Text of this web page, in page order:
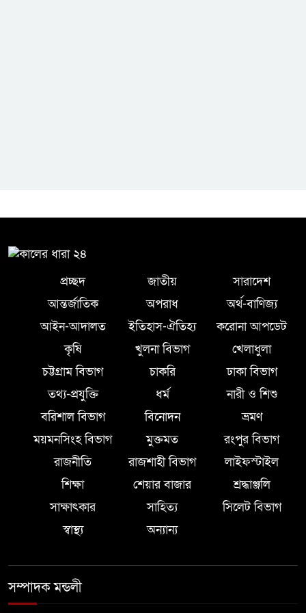
প্রচ্ছদ জাতীয়
সারাদেশ
আন্তর্জাতিক
অপরাধ
অর্থ-বাণিজ্য
আইন-আদালত
ইতিহাস-ঐতিহ্য
করোনা আপডেট
কৃষি
খুলনা বিভাগ
খেলাধুলা
চট্টগ্রাম বিভাগ
চাকরি
ঢাকা বিভাগ
তথ্য-প্রযুক্তি
ধর্ম
নারী ও শিশু
বরিশাল বিভাগ
বিনোদন
ভ্রমণ
ময়মনসিংহ বিভাগ
মুক্তমত
রংপুর বিভাগ
রাজনীতি
রাজশাহী বিভাগ
লাইফস্টাইল
শিক্ষা
শেয়ার বাজার
শ্রদ্ধাঞ্জলি
সাক্ষাৎকার
সাহিত্য
সিলেট বিভাগ
স্বাস্থ্য
অন্যান্য
সম্পাদক মন্ডলী